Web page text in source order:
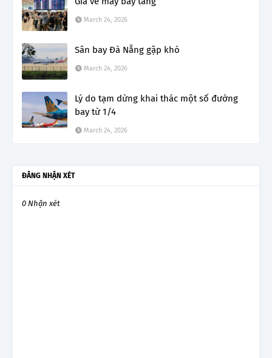
March 24, 2026
Sân bay Đà Nẵng gặp khó
March 24, 2026
Lý do tạm dừng khai thác một số đường
bay từ 1/4
March 24, 2026
ĐĂNG NHẬN XÉT
0 Nhận xét